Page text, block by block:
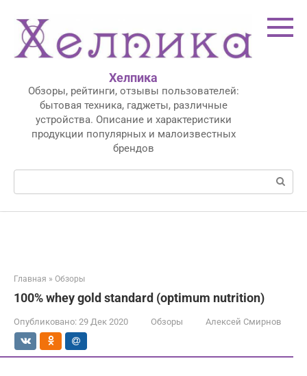
контенту
Хелпика
Обзоры, рейтинги, отзывы пользователей:
бытовая техника, гаджеты, различные
устройства. Описание и характеристики
продукции популярных и малоизвестных
брендов
Поиск:
Главная » Обзоры
100% whey gold standard (optimum nutrition)
Опубликовано: 29 Дек 2020 Обзоры Алексей Смирнов